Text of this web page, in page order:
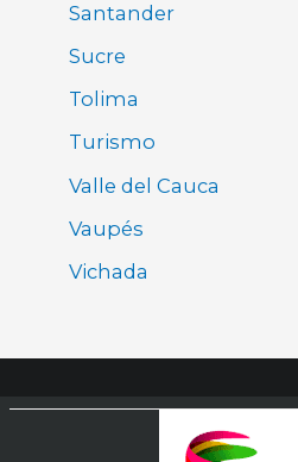
Santander
Sucre
Tolima
Turismo
Valle del Cauca
Vaupés
Vichada